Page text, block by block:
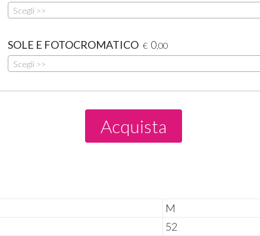
Scegli >>
SOLE E FOTOCROMATICO € 0,00
Scegli >>
Acquista
M
52